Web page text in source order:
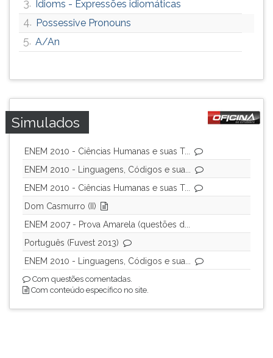
3. Idioms - Expressões idiomáticas
4. Possessive Pronouns
5. A/An
Simulados
ENEM 2010 - Ciências Humanas e suas T...
ENEM 2010 - Linguagens, Códigos e sua...
ENEM 2010 - Ciências Humanas e suas T...
Dom Casmurro (II)
ENEM 2007 - Prova Amarela (questões d...
Português (Fuvest 2013)
ENEM 2010 - Linguagens, Códigos e sua...
Com questões comentadas.
Com conteúdo específico no site.